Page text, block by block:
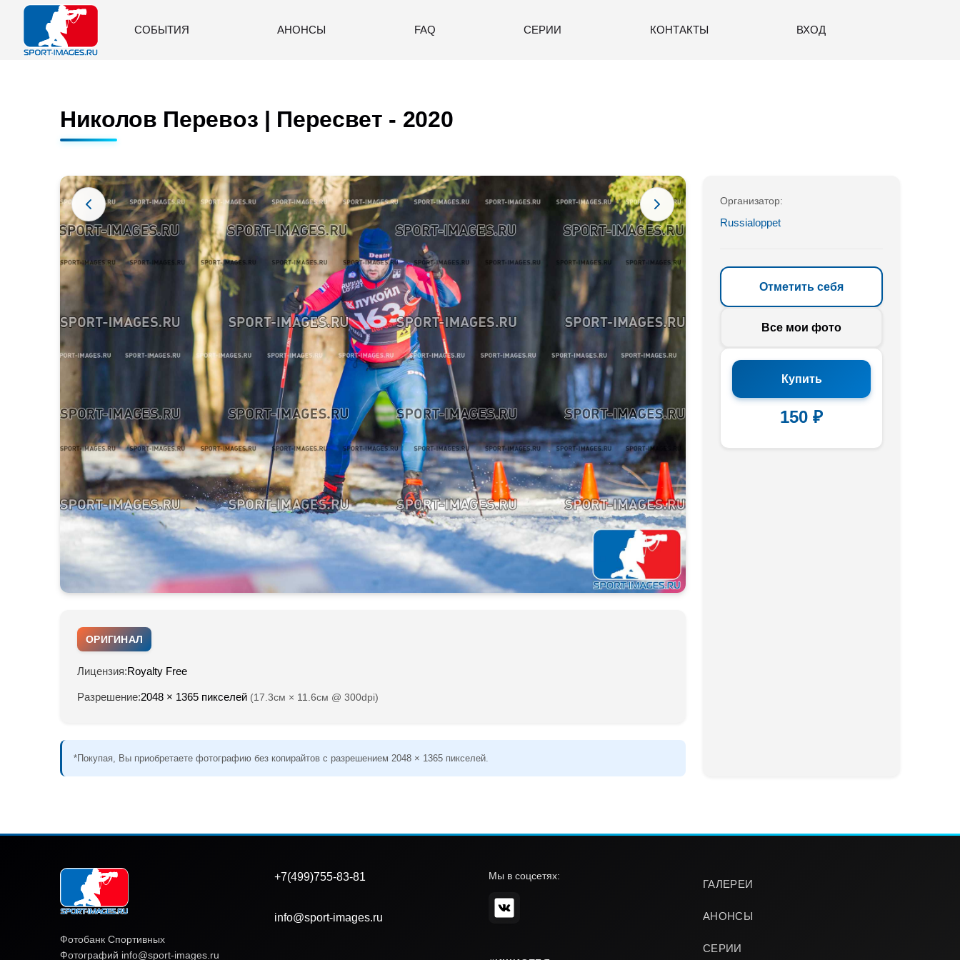
СОБЫТИЯ АНОНСЫ FAQ СЕРИИ КОНТАКТЫ ВХОД
Николов Перевоз | Пересвет - 2020
ОРИГИНАЛ
Лицензия:Royalty Free
Разрешение:2048 × 1365 пикселей (17.3см × 11.6см @ 300dpi)
*Покупая, Вы приобретаете фотографию без копирайтов с разрешением 2048 × 1365 пикселей.
Организатор:
Russialoppet
Отметить себя
Все мои фото
Купить
150 ₽
Фотобанк Спортивных
Фотографий info@sport-images.ru
ГАЛЕРЕИ
АНОНСЫ
СЕРИИ
+7(499)755-83-81
info@sport-images.ru
Мы в соцсетях: